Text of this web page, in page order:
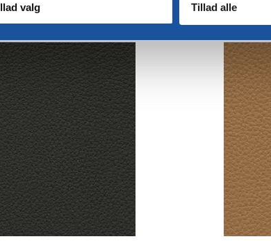
valg Tillad alle
læder